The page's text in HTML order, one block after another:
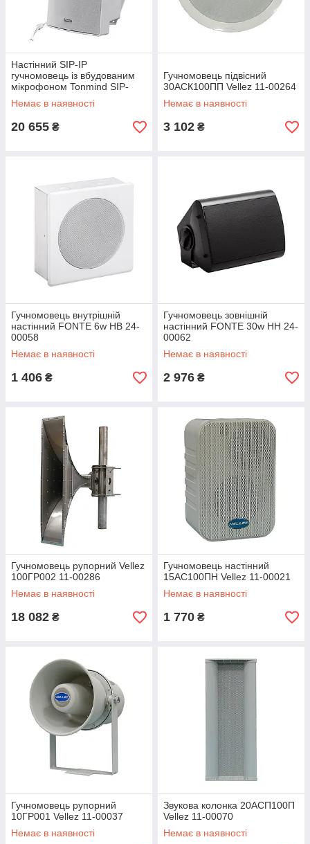
Настінний SIP-IP
гучномовець із вбудованим
мікрофоном Tonmind SIP-
S11M 30W, PoE, ONVIF 24-
00504
Немає в наявності
20 655 ₴
Гучномовець підвісний
30АСК100ПП Vellez 11-00264
Немає в наявності
3 102 ₴
Гучномовець внутрішній
настінний FONTE 6w НВ 24-
00058
Немає в наявності
1 406 ₴
Гучномовець зовнішній
настінний FONTE 30w НН 24-
00062
Немає в наявності
2 976 ₴
Гучномовець рупорний Vellez
100ГР002 11-00286
Немає в наявності
18 082 ₴
Гучномовець настінний
15АС100ПН Vellez 11-00021
Немає в наявності
1 770 ₴
Гучномовець рупорний
10ГР001 Vellez 11-00037
Немає в наявності
Звукова колонка 20АСП100П
Vellez 11-00070
Немає в наявності